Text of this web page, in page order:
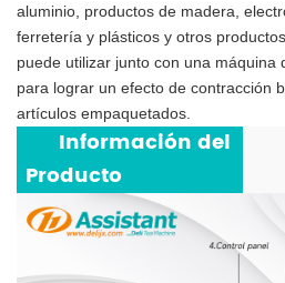
aluminio, productos de madera,
ferretería y plásticos y otros
puede utilizar junto con una máquina
para lograr un efecto de contracción
artículos empaquetados.
Información del
Producto